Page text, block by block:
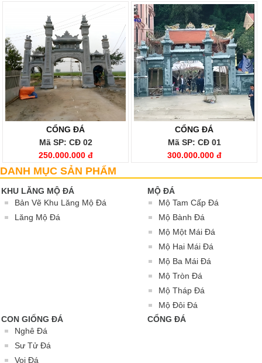
CỔNG ĐÁ
Mã SP: CĐ 02
250.000.000 đ
CỔNG ĐÁ
Mã SP: CĐ 01
300.000.000 đ
DANH MỤC SẢN PHẨM
KHU LĂNG MỘ ĐÁ
Bản Vẽ Khu Lăng Mộ Đá
Lăng Mộ Đá
MỘ ĐÁ
Mộ Tam Cấp Đá
Mộ Bành Đá
Mộ Một Mái Đá
Mộ Hai Mái Đá
Mộ Ba Mái Đá
Mộ Tròn Đá
Mộ Tháp Đá
Mộ Đôi Đá
CON GIỐNG ĐÁ
Nghê Đá
Sư Tử Đá
Voi Đá
CỔNG ĐÁ